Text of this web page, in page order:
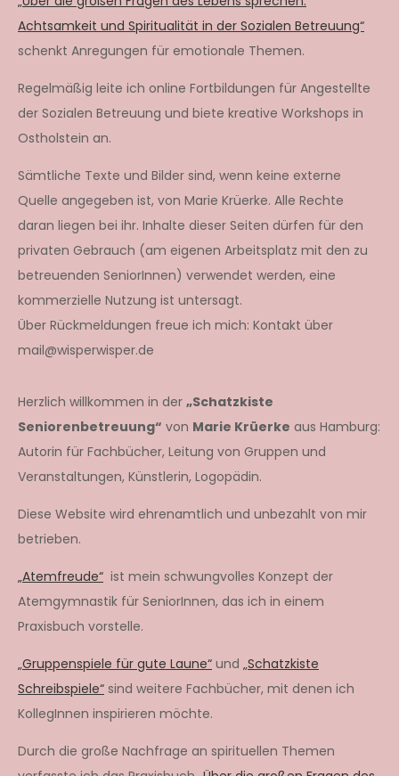
Achtsamkeit und Spiritualität in der Sozialen Betreuung“
schenkt Anregungen für emotionale Themen.
Regelmäßig leite ich online Fortbildungen für Angestellte
der Sozialen Betreuung und biete kreative Workshops in
Ostholstein an.
Sämtliche Texte und Bilder sind, wenn keine externe
Quelle angegeben ist, von Marie Krüerke. Alle Rechte
daran liegen bei ihr. Inhalte dieser Seiten dürfen für den
privaten Gebrauch (am eigenen Arbeitsplatz mit den zu
betreuenden SeniorInnen) verwendet werden, eine
kommerzielle Nutzung ist untersagt.
Über Rückmeldungen freue ich mich: Kontakt über
mail@wisperwisper.de
Herzlich willkommen in der „Schatzkiste
Seniorenbetreuung“ von Marie Krüerke aus Hamburg:
Autorin für Fachbücher, Leitung von Gruppen und
Veranstaltungen, Künstlerin, Logopädin.
Diese Website wird ehrenamtlich und unbezahlt von mir
betrieben.
„Atemfreude“ ist mein schwungvolles Konzept der
Atemgymnastik für SeniorInnen, das ich in einem
Praxisbuch vorstelle.
„Gruppenspiele für gute Laune“ und „Schatzkiste
Schreibspiele“ sind weitere Fachbücher, mit denen ich
KollegInnen inspirieren möchte.
Durch die große Nachfrage an spirituellen Themen